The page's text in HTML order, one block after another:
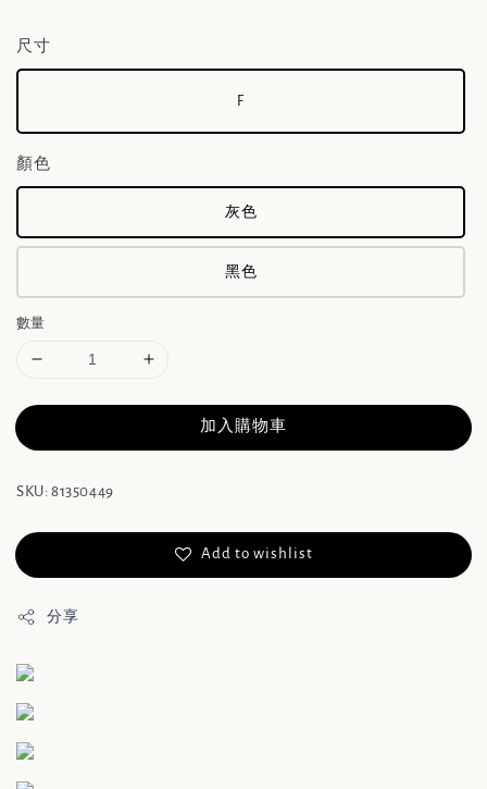
尺寸
F
顏色
灰色
黑色
數量
加入購物車
SKU: 81350449
Add to wishlist
分享